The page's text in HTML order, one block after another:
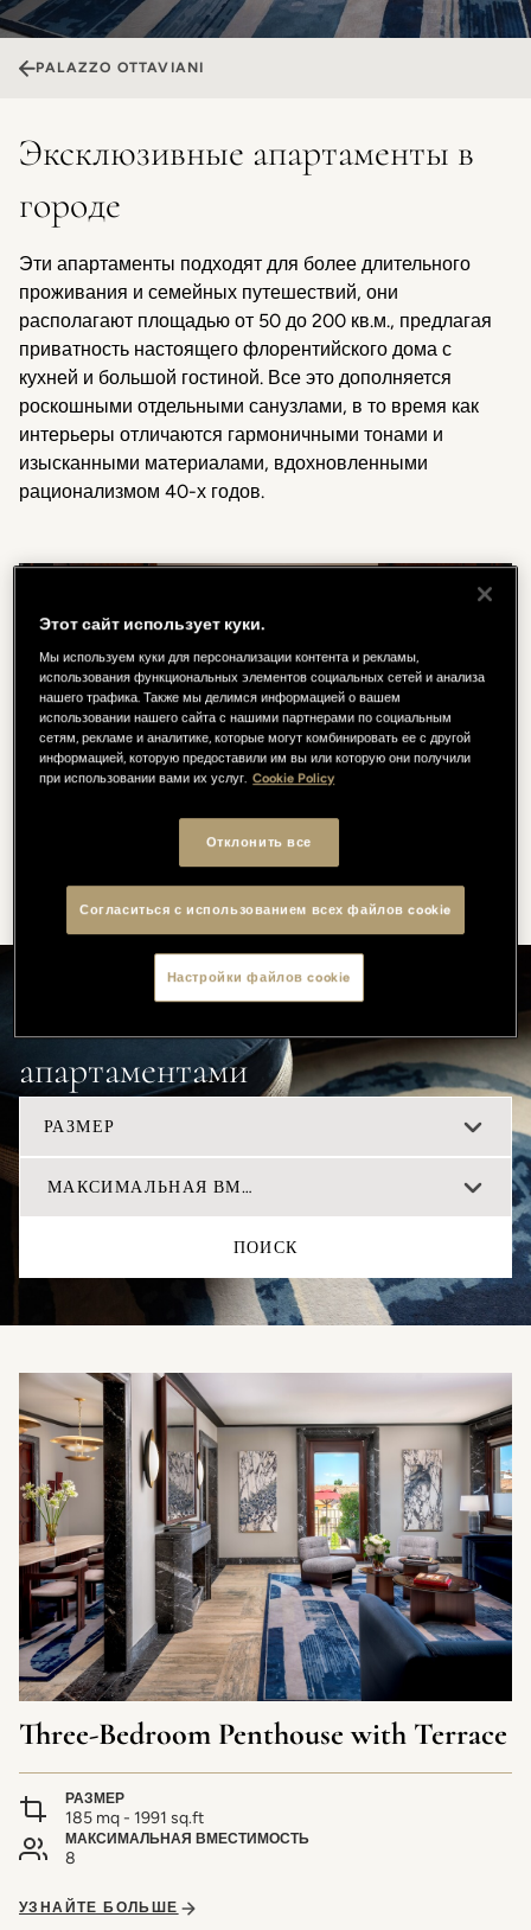
PALAZZO OTTAVIANI
Эксклюзивные апартаменты в
городе
Эти апартаменты подходят для более длительного
проживания и семейных путешествий, они
располагают площадью от 50 до 200 кв.м., предлагая
приватность настоящего флорентийского дома с
кухней и большой гостиной. Все это дополняется
роскошными отдельными санузлами, в то время как
интерьеры отличаются гармоничными тонами и
изысканными материалами, вдохновленными
рационализмом 40-х годов.
Ознакомьтесь с нашими
апартаментами
РАЗМЕР
МАКСИМАЛЬНАЯ ВМЕСТИМОСТЬ
ПОИСК
Three-Bedroom Penthouse with Terrace
РАЗМЕР
185 mq - 1991 sq.ft
МАКСИМАЛЬНАЯ ВМЕСТИМОСТЬ
8
УЗНАЙТЕ БОЛЬШЕ
Этот сайт использует куки.
Мы используем куки для персонализации контента и рекламы,
использования функциональных элементов социальных сетей и анализа
нашего трафика. Также мы делимся информацией о вашем
использовании нашего сайта с нашими партнерами по социальным
сетям, рекламе и аналитике, которые могут комбинировать ее с другой
информацией, которую предоставили им вы или которую они получили
при использовании вами их услуг. Cookie Policy
Отклонить все
Согласиться с использованием всех файлов cookie
Настройки файлов cookie